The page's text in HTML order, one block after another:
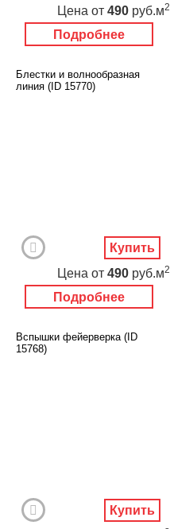
Подробнее
Цена от 490 руб.м2
Блестки и волнообразная
линия (ID 15770)
Подробнее
Цена от 490 руб.м2
Купить
Вспышки фейерверка (ID
15768)
Купить